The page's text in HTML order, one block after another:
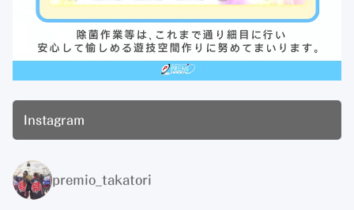
Instagram
premio_takatori